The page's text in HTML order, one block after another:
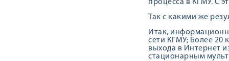
процесса в КГМУ. С
Так с какими же
Итак,
сети КГМУ; Более 20
выхода в Интернет
стационарным